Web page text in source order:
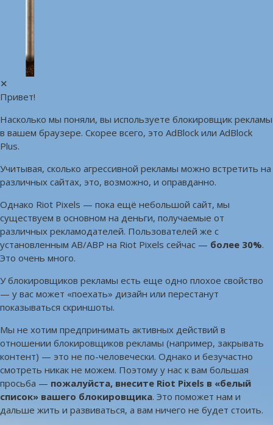
✕
Привет!
Насколько мы поняли, вы используете блокировщик рекламы
в вашем браузере. Скорее всего, это AdBlock или AdBlock
Plus.
Учитывая, сколько агрессивной рекламы можно встретить на
различных сайтах, это, возможно, и оправданно.
Однако Riot Pixels — пока ещё небольшой сайт, мы
существуем в основном на деньги, получаемые от
различных рекламодателей. Пользователей же с
установленным AB/ABP на Riot Pixels сейчас — более 30%.
Это очень много.
У блокировщиков рекламы есть еще одно плохое свойство
— у вас может «поехать» дизайн или перестанут
показываться скриншоты.
Мы не хотим предпринимать активных действий в
отношении блокировщиков рекламы (например, закрывать
контент) — это не по-человечески. Однако и безучастно
смотреть никак не можем. Поэтому у нас к вам большая
просьба — пожалуйста, внесите Riot Pixels в «белый
список» вашего блокировщика. Это поможет нам и
дальше жить и развиваться, а вам ничего не будет стоить.